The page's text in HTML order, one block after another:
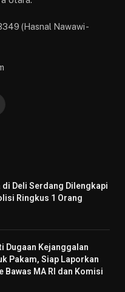
(Hasnal Nawawi -
Deli Serdang Dilengkapi
Ringkus 1 Orang
Dugaan Kejanggalan
Pakam, Siap Laporkan
Bawas MA RI dan Komisi